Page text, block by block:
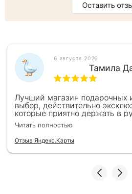
Оставить
6 августа 2026
Тамила
Лучший магазин подарочных
выбор, действительно
которые приятно держать в
здесь уже второй раз для
всегда всё безупречно — от
консультантами до качества
Однозначно рекомендую
Читать полностью
Отзыв Яндекс.Карты